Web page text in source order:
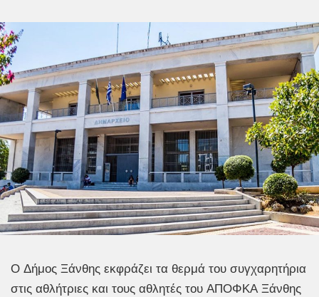
Ο Δήμος Ξάνθης εκφράζει τα θερμά του συγχαρητήρια
στις αθλήτριες και τους αθλητές του ΑΠΟΦΚΑ Ξάνθης